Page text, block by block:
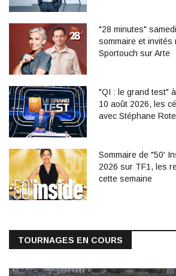
"28 minutes"
sommaire et invités
Sportouch sur Arte
"QI : le grand test"
10 août 2026, les
avec Stéphane
Sommaire de "50'
2026 sur TF1, les
cette semaine
TOURNAGES EN COURS